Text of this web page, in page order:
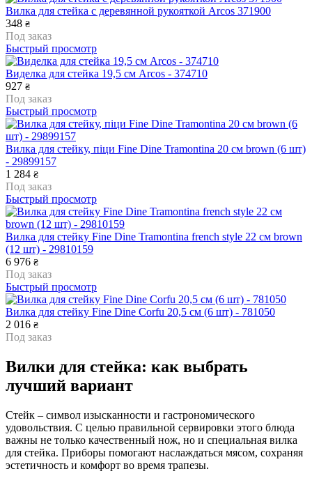
Вилка для стейка с деревянной рукояткой Arcos 371900
348 ₴
Под заказ
Быстрый просмотр
Виделка для стейка 19,5 см Arcos - 374710
927 ₴
Под заказ
Быстрый просмотр
Вилка для стейку, піци Fine Dine Tramontina 20 см brown (6 шт)
- 29899157
1 284 ₴
Под заказ
Быстрый просмотр
Вилка для стейку Fine Dine Tramontina french style 22 см brown
(12 шт) - 29810159
6 976 ₴
Под заказ
Быстрый просмотр
Вилка для стейку Fine Dine Corfu 20,5 см (6 шт) - 781050
2 016 ₴
Под заказ
Вилки для стейка: как выбрать
лучший вариант
Стейк – символ изысканности и гастрономического
удовольствия. С целью правильной сервировки этого блюда
важны не только качественный нож, но и специальная вилка
для стейка. Приборы помогают наслаждаться мясом, сохраняя
эстетичность и комфорт во время трапезы.